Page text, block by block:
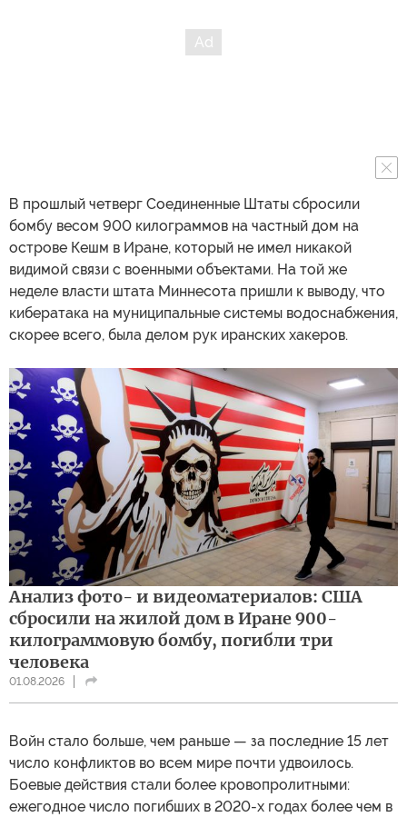
В прошлый четверг Соединенные Штаты сбросили
бомбу весом 900 килограммов на частный дом на
острове Кешм в Иране, который не имел никакой
видимой связи с военными объектами. На той же
неделе власти штата Миннесота пришли к выводу, что
кибератака на муниципальные системы водоснабжения,
скорее всего, была делом рук иранских хакеров.
Анализ фото- и видеоматериалов: США
сбросили на жилой дом в Иране 900-
килограммовую бомбу, погибли три
человека
01.08.2026
Войн стало больше, чем раньше — за последние 15 лет
число конфликтов во всем мире почти удвоилось.
Боевые действия стали более кровопролитными:
ежегодное число погибших в 2020-х годах более чем в